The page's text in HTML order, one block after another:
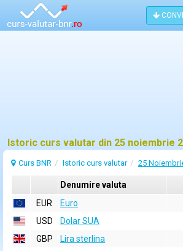
Istoric curs valutar din 25 noiembrie
Curs BNR Istoric curs valutar 25
Denumire valuta
EUR
Euro
USD
Dolar SUA
GBP
Lira sterlina